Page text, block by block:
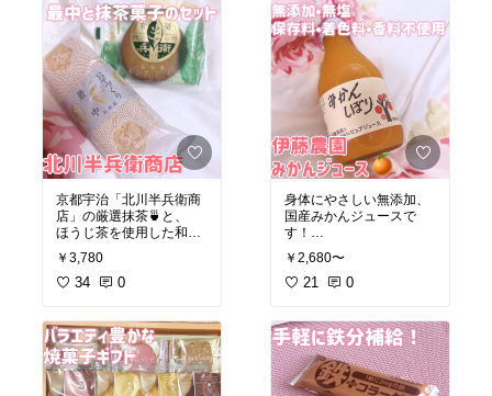
食料•水•エネルギーそれ
ぞれの備蓄、
また社会インフラ停止し
たらどう備えるか？
この本📖で理解を深めら
れます🙆‍♀️
#オリジナル写真#防災
災害#食料備蓄
#本気の備蓄#地震対策 #
家族を守る#読書記録
#防災グッズ#ローリング
ストック#おすすめ本
京都宇治「北川半兵衛商
店」の厳選抹茶🍵と、
ほうじ茶を使用した和洋
菓子の詰め合わせギフト
です😄
手づくり最中はサクサク
#オリジナル写真#スイー
ツ#スイーツ部
#和菓子#洋菓子#焼菓子#
お菓子
￥3,780
34 0
ツ部#手土産
#洋菓子#焼菓子#バウム
クーヘン
身体にやさしい無添加、
国産みかんジュースで
す！
#オリジナル写真
#御中元 #ジュース
無料
#オレンジジュース#着色
料不使用#保存料不使用
￥2,680〜
21 0